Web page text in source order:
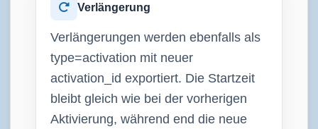
Verlängerung
Verlängerungen werden ebenfalls als
type=activation mit neuer
activation_id exportiert. Die Startzeit
bleibt gleich wie bei der vorherigen
Aktivierung, während end die neue